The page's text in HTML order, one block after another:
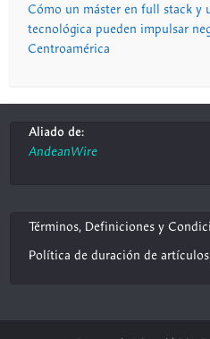
Cómo un máster en full stack y
tecnológica pueden impulsar
Centroamérica
Aliado de:
AndeanWire
Términos, Definiciones y
Política de duración de